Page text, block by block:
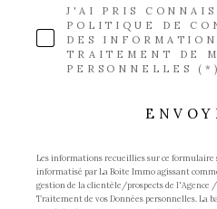
J'AI PRIS
POLITIQUE DE
DES
TRAITEMENT DE
PERSONNELLES
Les informations recueillies sur ce
informatisé par La Boite Immo agissant
gestion de la clientèle/prospects de l'Agence /
Traitement de vos Données personnelles. La